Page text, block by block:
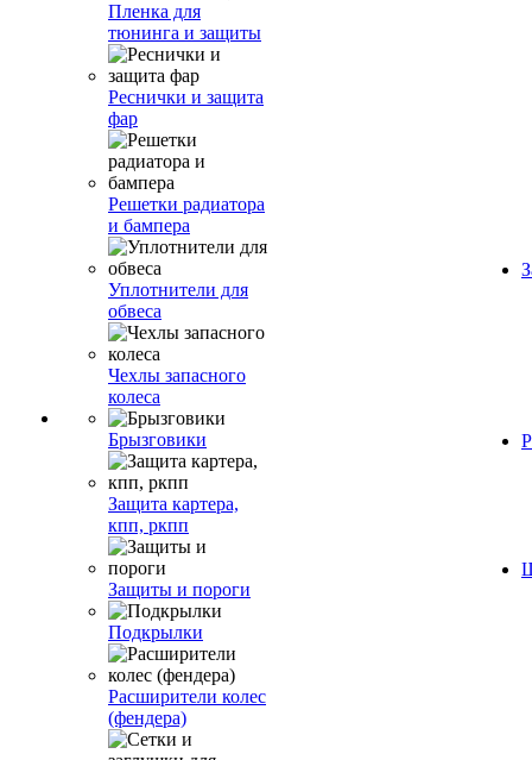
Пленка для
тюнинга и защиты
Реснички и защита
фар
Решетки радиатора
и бампера
Уплотнители для
обвеса
Чехлы запасного
колеса
Брызговики
Защита картера,
кпп, ркпп
Защиты и пороги
Подкрылки
Расширители колес
(фендера)